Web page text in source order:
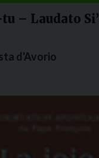
– Laudato Si’
d'Avorio